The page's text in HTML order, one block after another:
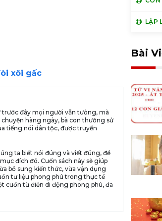
xôi gấc
đây mọi người vẫn tưởng, mà
hàng ngày, bà con thường sử
tiếng nói dân tộc, được truyền
ta biết nói đúng và viết đúng, để
đích đó. Cuốn sách này sẽ giúp
bổ sung kiến thức, vừa vận dụng
tư liệu phong phú trong thực tế
cuốn từ điển di động phong phú, đa
LẬP
Bài